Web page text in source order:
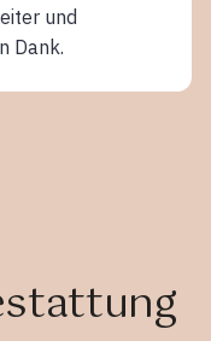
und
Dank.